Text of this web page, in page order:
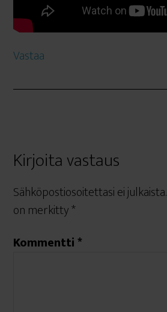
Vastaa
Kirjoita vastaus
Sähköpostiosoitettasi ei julkaista.
on merkitty*
Kommentti*